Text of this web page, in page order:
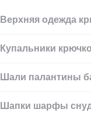
Верхняя одежда
Купальники
Шали палантины
Шапки шарфы